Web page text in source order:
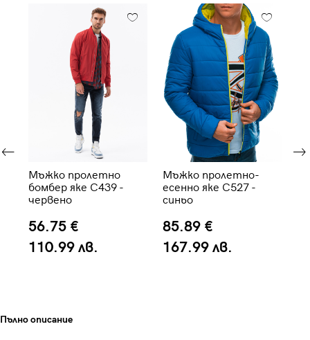
Мъжко пролетно
бомбер яке C439 -
червено
56.75 €
110.99 лв.
Мъжко пролетно-
есенно яке C527 -
синьо
85.89 €
167.99 лв.
Пълно описание